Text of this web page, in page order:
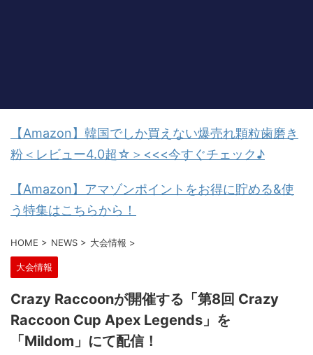
【Amazon】韓国でしか買えない爆売れ顆粒歯磨き
粉＜レビュー4.0超☆＞<<<今すぐチェック♪
【Amazon】アマゾンポイントをお得に貯める&使
う特集はこちらから！
HOME > NEWS > 大会情報 >
大会情報
Crazy Raccoonが開催する「第8回 Crazy
Raccoon Cup Apex Legends」を
「Mildom」にて配信！